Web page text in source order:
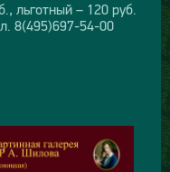
льготный – 120 руб.
8(495)697-54-00